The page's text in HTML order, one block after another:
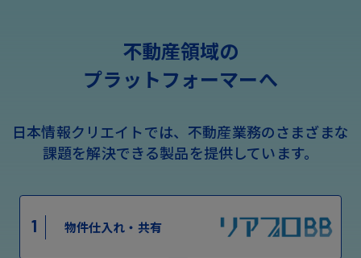
不動産領域の
プラットフォーマーへ
日本情報クリエイトでは、不動産業務のさまざまな
課題を解決できる製品を提供しています。
1 物件仕入れ・共有